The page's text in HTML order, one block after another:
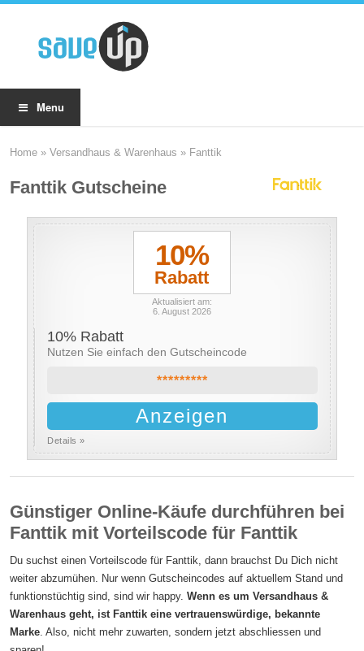
Menu
Home »Versandhaus & Warenhaus » Fanttik
Fanttik Gutscheine
10%
Rabatt
Aktualisiert am:
6. August 2026
10% Rabatt
Nutzen Sie einfach den Gutscheincode
*********
Anzeigen
Details »
Günstiger Online-Käufe durchführen bei
Fanttik mit Vorteilscode für Fanttik
Du suchst einen Vorteilscode für Fanttik, dann brauchst Du Dich nicht
weiter abzumühen. Nur wenn Gutscheincodes auf aktuellem Stand und
funktionstüchtig sind, sind wir happy.Wenn es um Versandhaus &
Warenhaus geht, ist Fanttik eine vertrauenswürdige, bekannte
Marke. Also, nicht mehr zuwarten, sondern jetzt abschliessen und